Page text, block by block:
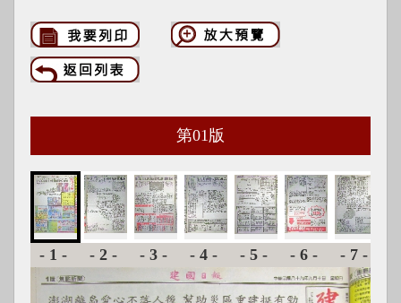
第01 版
-1- -2- -3- -4- -5- -6- -7-